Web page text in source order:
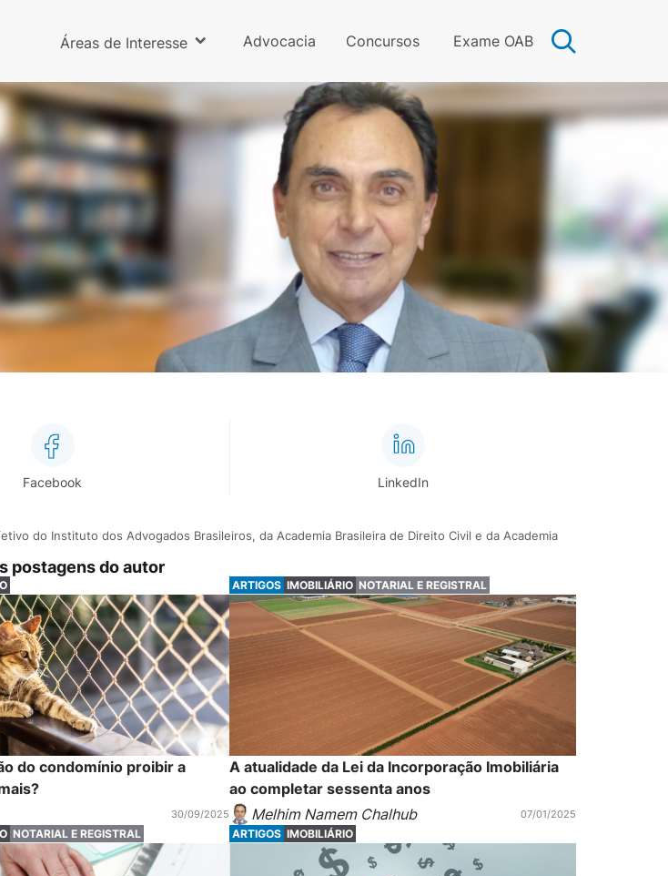
Áreas de Interesse Advocacia Concursos Exame OAB
Facebook LinkedIn
do Instituto dos Advogados Brasileiros, da Academia Brasileira de Direito Civil e da Academia
postagens do autor
do condomínio proibir a
30/09/2025
ARTIGOS IMOBILIÁRIO NOTARIAL E REGISTRAL
A atualidade da Lei da Incorporação Imobiliária
ao completar sessenta anos
Melhim Namem Chalhub
07/01/2025
NOTARIAL E REGISTRAL ARTIGOS IMOBILIÁRIO